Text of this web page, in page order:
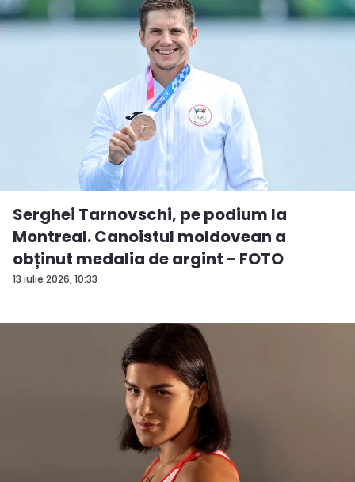
13 iulie 2026, 10:33
Serghei Tarnovschi, pe podium la
Montreal. Canoistul moldovean a
obținut medalia de argint - FOTO